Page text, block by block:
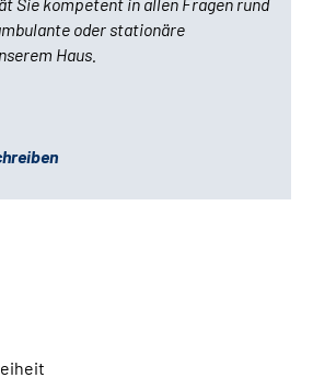
oder stationäre
Haus.